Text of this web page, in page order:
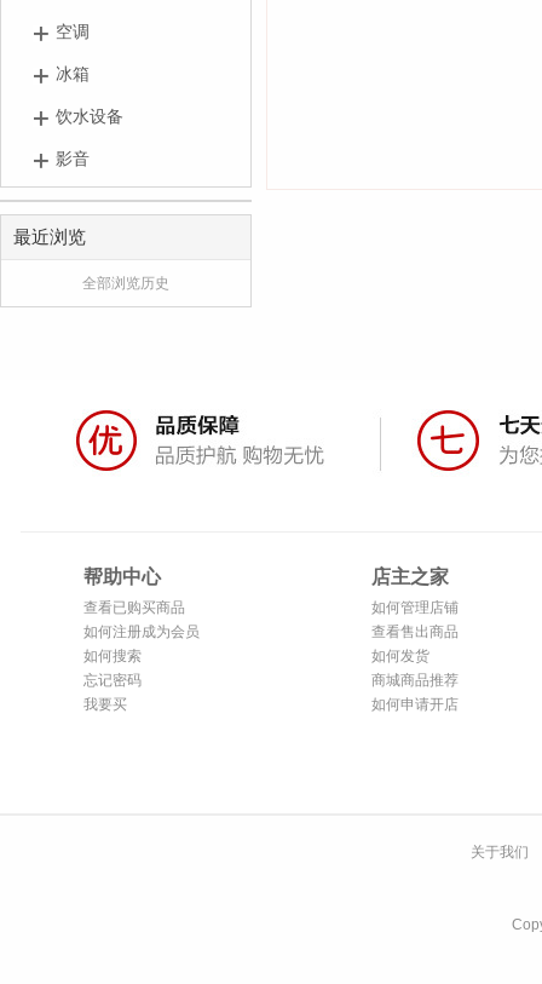
空调
冰箱
饮水设备
影音
最近浏览
全部浏览历史
帮助中心
查看已购买商品
如何注册成为会员
如何搜索
忘记密码
我要买
店主之家
如何管理店铺
查看售出商品
如何发货
商城商品推荐
如何申请开店
关于我们